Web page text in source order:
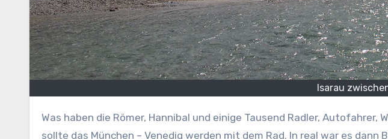
Isarau
Was haben die Römer, Hannibal und einige Tausend Radler, Autofahrer, Wanderer und ich gemeinsam? Richtig, wir haben die Alpen überquert. Für mich
sollte das München – Venedig werden mit dem Rad. In real war es dann